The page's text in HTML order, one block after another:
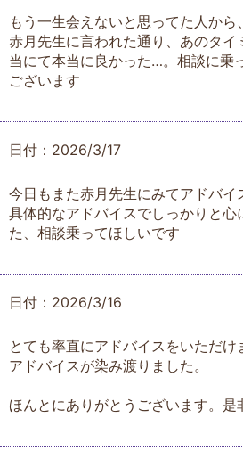
もう一生会えないと思ってた人から
赤月先生に言われた通り、あのタイ
当にて本当に良かった…。相談に乗
ございます
日付：2026/3/17
今日もまた赤月先生にみてアドバイ
具体的なアドバイスでしっかりと心
た、相談乗ってほしいです
日付：2026/3/16
とても率直にアドバイスをいただけ
アドバイスが染み渡りました。
ほんとにありがとうございます。是